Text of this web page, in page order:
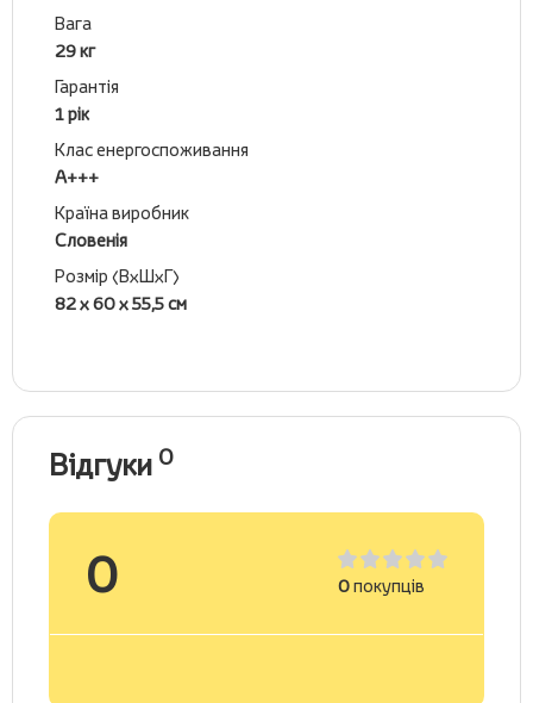
Вага
29 кг
Гарантія
1 рік
Клас енергоспоживання
А+++
Країна виробник
Словенія
Розмір (ВхШхГ)
82 х 60 х 55,5 см
Відгуки 0
0 0покупців